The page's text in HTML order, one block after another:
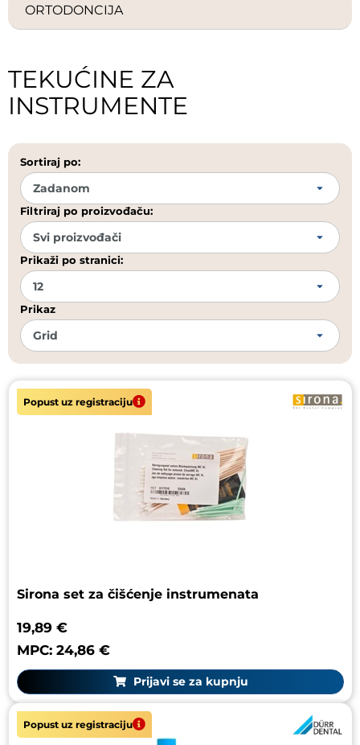
ORTODONCIJA
TEKUĆINE ZA
INSTRUMENTE
Sortiraj po:
Filtriraj po proizvođaču:
Prikaži po stranici:
Prikaz
Popust uz registraciju
Sirona set za čišćenje instrumenata
19,89 €
MPC: 24,86 €
Prijavi se za kupnju
Popust uz registraciju